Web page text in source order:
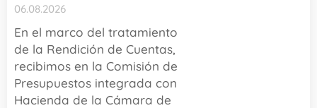
06.08.2026
En el marco del tratamiento
de la Rendición de Cuentas,
recibimos en la Comisión de
Presupuestos integrada con
Hacienda de la Cámara de